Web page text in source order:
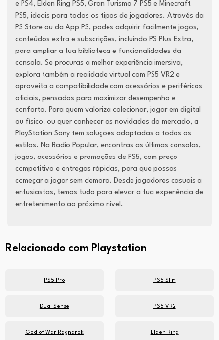
e PS4, Elden Ring PS5, Gran Turismo 7 PS5 e Minecraft
PS5, ideais para todos os tipos de jogadores. Através da
PS Store ou da App PS, podes adquirir facilmente jogos,
conteúdos extra e subscrições, incluindo PS Plus Extra,
para ampliar a tua biblioteca e funcionalidades da
consola. Se procuras a melhor experiência imersiva,
explora também a realidade virtual com PS5 VR2 e
aproveita a compatibilidade com acessórios e periféricos
oficiais, pensados para maximizar desempenho e
conforto. Para quem valoriza colecionar, jogar em digital
ou físico, ou quer conhecer as novidades do mercado, a
PlayStation Sony tem soluções adaptadas a todos os
estilos. Na Radio Popular, encontras as últimas consolas,
jogos, acessórios e promoções de PS5, com preço
competitivo e entregas rápidas, para que possas
começar a jogar sem demora. Desde jogadores casuais a
entusiastas, temos tudo para elevar a tua experiência de
entretenimento ao próximo nível.
Relacionado com Playstation
PS5 Pro PS5 Slim
Dual Sense PS5 VR2
God of War Ragnarok Elden Ring